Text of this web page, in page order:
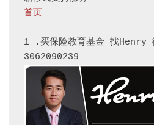
首页
1 .买保险教育基金 找Henry